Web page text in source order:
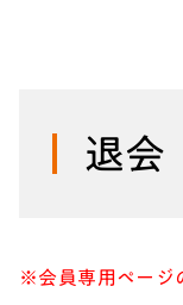
退会
※会員専用ページ